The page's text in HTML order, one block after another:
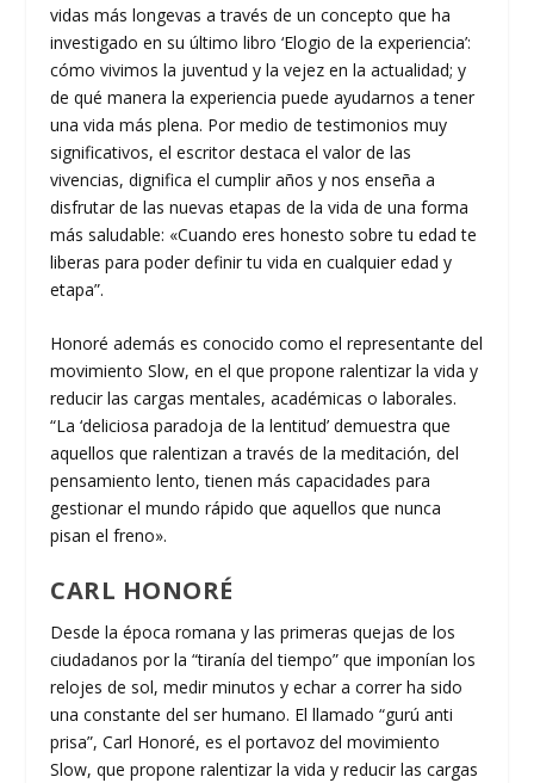
vidas más longevas a través de un concepto que ha
investigado en su último libro ‘Elogio de la experiencia’:
cómo vivimos la juventud y la vejez en la actualidad; y
de qué manera la experiencia puede ayudarnos a tener
una vida más plena. Por medio de testimonios muy
significativos, el escritor destaca el valor de las
vivencias, dignifica el cumplir años y nos enseña a
disfrutar de las nuevas etapas de la vida de una forma
más saludable: «Cuando eres honesto sobre tu edad te
liberas para poder definir tu vida en cualquier edad y
etapa”.
Honoré además es conocido como el representante del
movimiento Slow, en el que propone ralentizar la vida y
reducir las cargas mentales, académicas o laborales.
“La ‘deliciosa paradoja de la lentitud’ demuestra que
aquellos que ralentizan a través de la meditación, del
pensamiento lento, tienen más capacidades para
gestionar el mundo rápido que aquellos que nunca
pisan el freno».
CARL HONORÉ
Desde la época romana y las primeras quejas de los
ciudadanos por la “tiranía del tiempo” que imponían los
relojes de sol, medir minutos y echar a correr ha sido
una constante del ser humano. El llamado “gurú anti
prisa”, Carl Honoré, es el portavoz del movimiento
Slow, que propone ralentizar la vida y reducir las cargas